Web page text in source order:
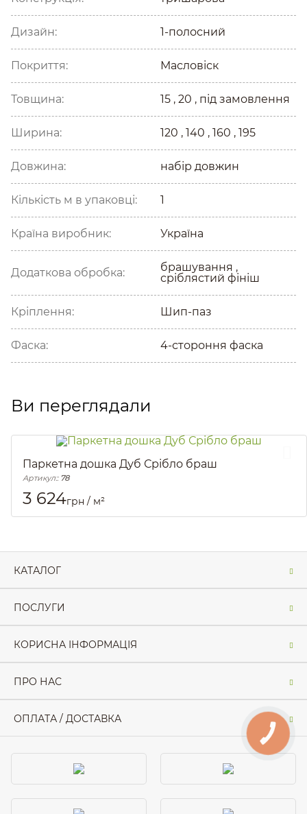
Дизайн: 1-полосний
Покриття: Масловіск
Товщина: 15 , 20 , під замовлення
Ширина: 120 , 140 , 160 , 195
Довжина: набір довжин
Кількість м в упаковці: 1
Країна виробник: Україна
Додаткова обробка:
брашування ,
сріблястий фініш
Кріплення: Шип-паз
Фаска: 4-стороння фаска
Ви переглядали
Паркетна дошка Дуб Срібло браш
Артикул:: 78
3 624грн / м²
КАТАЛОГ
ПОСЛУГИ
КОРИСНА ІНФОРМАЦІЯ
ПРО НАС
ОПЛАТА / ДОСТАВКА
КНОПКА
ЗВ'ЯЗКУ